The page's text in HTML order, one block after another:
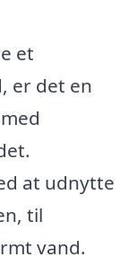
et
er det en
at udnytte
til
vand.